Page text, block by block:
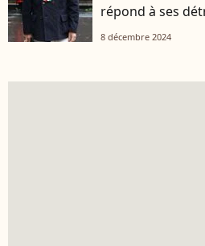
répond à ses
8 décembre 2024